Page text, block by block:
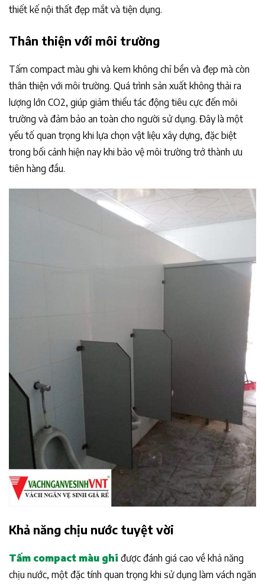
thiết kế nội thất đẹp mắt và tiện dụng.
Thân thiện với môi trường
Tấm compact màu ghi và kem không chỉ bền và đẹp mà còn
thân thiện với môi trường. Quá trình sản xuất không thải ra
lượng lớn CO2, giúp giảm thiểu tác động tiêu cực đến môi
trường và đảm bảo an toàn cho người sử dụng. Đây là một
yếu tố quan trọng khi lựa chọn vật liệu xây dựng, đặc biệt
trong bối cảnh hiện nay khi bảo vệ môi trường trở thành ưu
tiên hàng đầu.
Khả năng chịu nước tuyệt vời
Tấm compact màu ghi được đánh giá cao về khả năng
chịu nước, một đặc tính quan trọng khi sử dụng làm vách ngăn